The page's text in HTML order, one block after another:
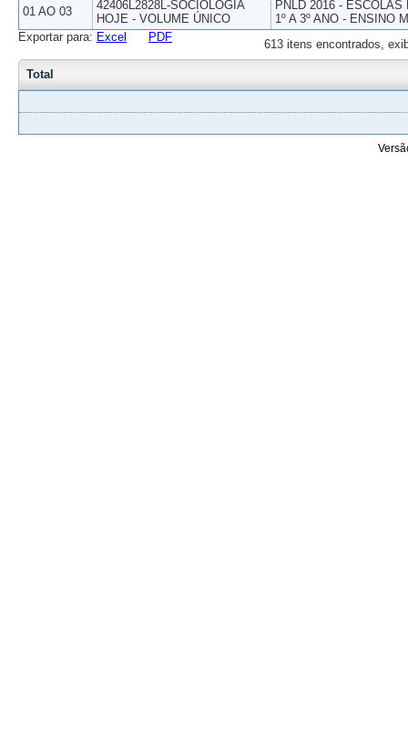
01 AO 03
42406L2828L-SOCIOLOGIA
HOJE - VOLUME ÚNICO
PNLD 2016 -
1º A 3º ANO - ENSINO
613 itens encontrados,
Exportar para: Excel PDF
Total